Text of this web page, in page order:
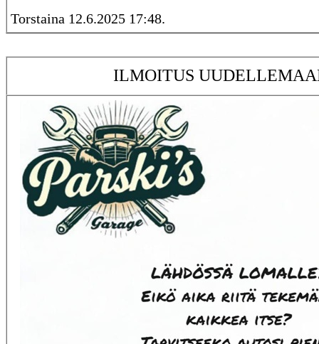
Torstaina 12.6.2025 17:48.
ILMOITUS